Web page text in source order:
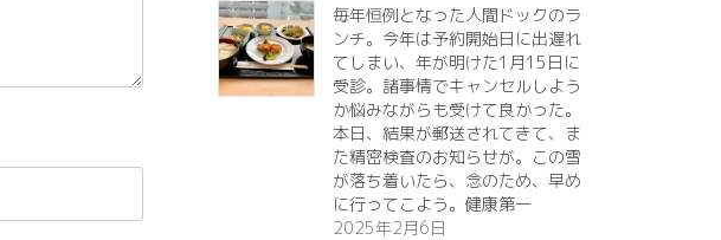
毎年恒例となった人間ドックのラ
ンチ。今年は予約開始日に出遅れ
てしまい、年が明けた1月15日に
受診。諸事情でキャンセルしよう
か悩みながらも受けて良かった。
本日、結果が郵送されてきて、ま
た精密検査のお知らせが。この雪
が落ち着いたら、念のため、早め
に行ってこよう。健康第一️
2025年2月6日